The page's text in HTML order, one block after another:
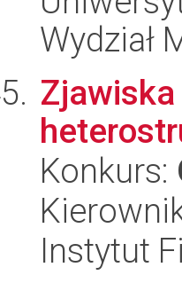
Wydział
Konkurs:
Instytut